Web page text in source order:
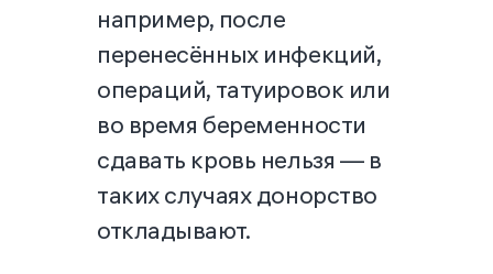
например, после
перенесённых инфекций,
операций, татуировок или
во время беременности
сдавать кровь нельзя — в
таких случаях донорство
откладывают.